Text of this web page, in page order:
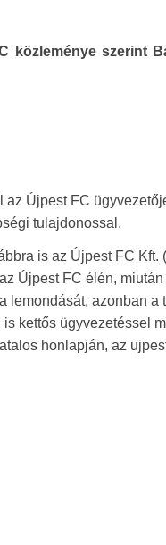
közleménye szerint
Újpest FC
tulajdonossal.
is az Újpest FC
Újpest FC élén,
azonban a
kettős ügyvezetéssel
honlapján, az